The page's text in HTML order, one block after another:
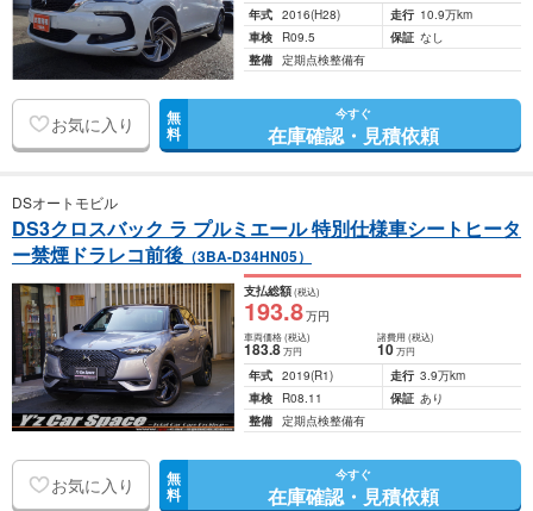
年式 2016(H28) 走行 10.9万km
車検
R09.5 保証 なし
整備 定期点検整備有
お気に入り 無
料
今すぐ
在庫確認・見積依頼
DSオートモビル
DS3クロスバック ラ プルミエール 特別仕様車シートヒータ
ー禁煙ドラレコ前後 （3BA-D34HN05）
支払総額(税込)
193.8万円
車両価格(税込)
183.8万円
諸費用 (税込)
10 万円
年式 2019(R1) 走行 3.9万km
車検
R08.11 保証 あり
整備 定期点検整備有
お気に入り 無
料
今すぐ
在庫確認・見積依頼